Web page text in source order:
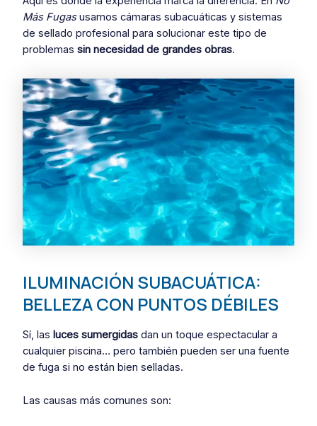
Más Fugasusamos cámaras subacuáticas y sistemas
de sellado profesional para solucionar este tipo de
problemas sin necesidad de grandes obras.
ILUMINACIÓN SUBACUÁTICA:
BELLEZA CON PUNTOS DÉBILES
Sí, las luces sumergidasdan un toque espectacular a
cualquier piscina… pero también pueden ser una fuente
de fuga si no están bien selladas.
Las causas más comunes son: